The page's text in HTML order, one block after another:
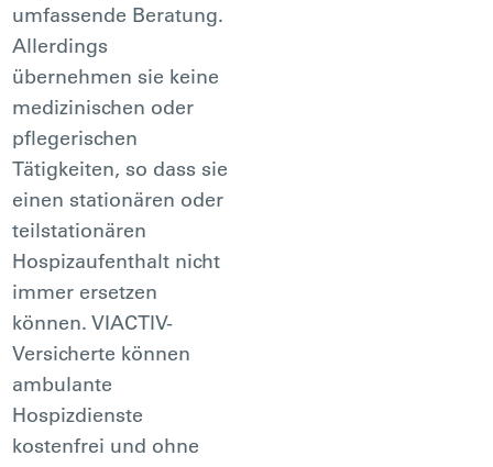
umfassende Beratung.
Allerdings
übernehmen sie keine
medizinischen oder
pflegerischen
Tätigkeiten, so dass sie
einen stationären oder
teilstationären
Hospizaufenthalt nicht
immer ersetzen
können. VIACTIV-
Versicherte können
ambulante
Hospizdienste
kostenfrei und ohne